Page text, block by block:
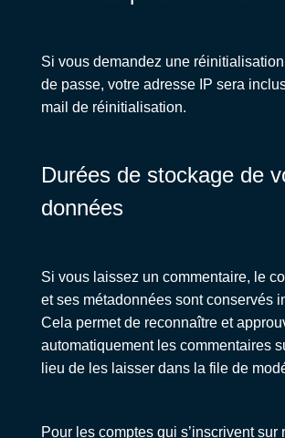
Si vous demandez une
de passe, votre adresse IP sera
mail de réinitialisation.
Durées de stockage de
données
Si vous laissez un commentaire, le
et ses métadonnées sont conservés
Cela permet de reconnaître et
automatiquement les commentaires
lieu de les laisser dans la file de
Pour les comptes qui s’inscrivent sur